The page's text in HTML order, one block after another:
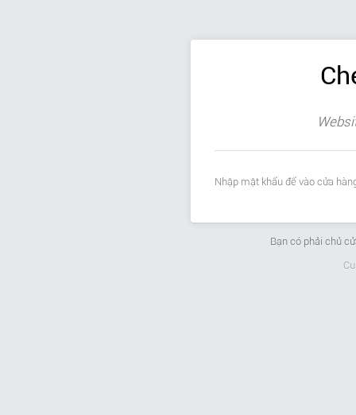
Nhập mật khẩu để vào cửa
Bạn có phải chủ